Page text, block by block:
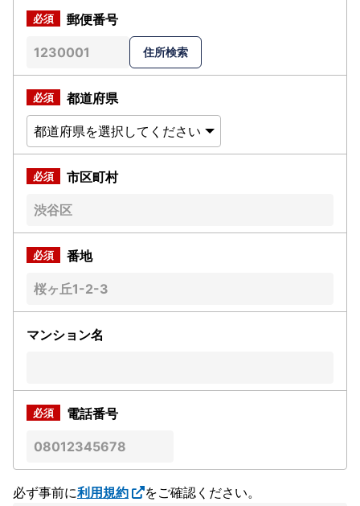
郵便番号
都道府県
市区町村
番地
マンション名
電話番号
必ず事前に利用規約
をご確認ください。